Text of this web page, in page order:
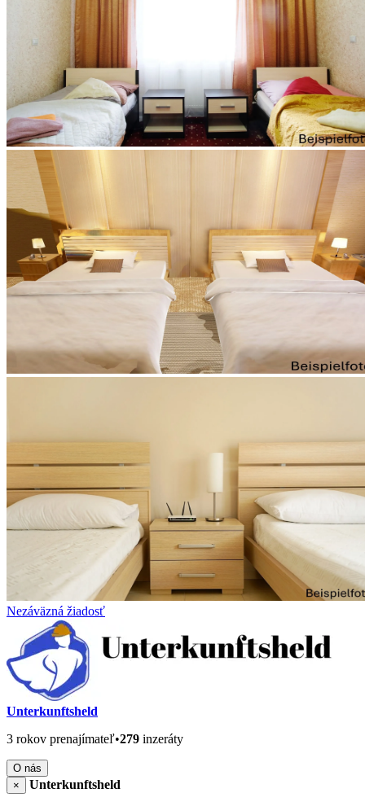
Nezáväzná žiadosť
Unterkunftsheld
3 rokov prenajímateľ•279 inzeráty
O nás
×
Unterkunftsheld